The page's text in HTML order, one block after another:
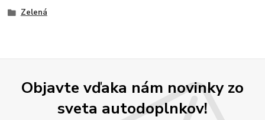
Zelená
Objavte vďaka nám novinky zo
sveta autodoplnkov!